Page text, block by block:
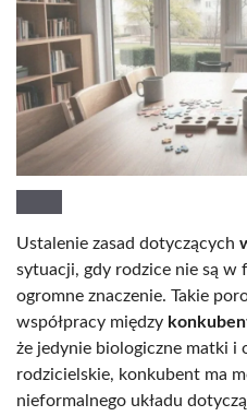
Ustalenie zasad dotyczących
sytuacji, gdy rodzice nie są w
ogromne znaczenie. Takie
współpracy między
że jedynie biologiczne matki i
rodzicielskie, konkubent ma
nieformalnego układu